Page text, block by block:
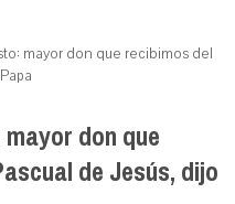
mayor don que recibimos del
don que
de Jesús, dijo